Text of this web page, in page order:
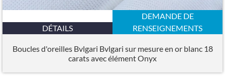
DÉTAILS
DEMANDE DE
RENSEIGNEMENTS
Boucles d'oreilles Bvlgari Bvlgari sur mesure en or blanc 18
carats avec élément Onyx